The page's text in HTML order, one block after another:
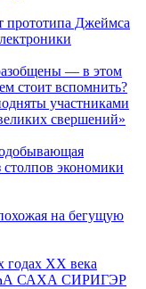
прототипа Джеймса
— в этом
стоит вспомнить?
участниками
свершений»
экономики
на бегущую
годах ХХ века
САХА СИРИГЭР